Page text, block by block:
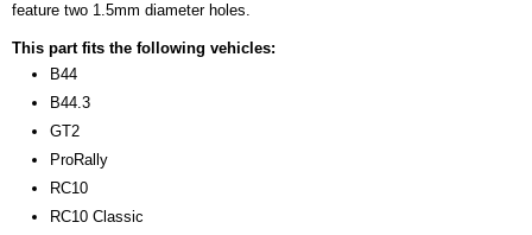
feature two 1.5mm diameter holes.
This part fits the following vehicles:
B44
B44.3
GT2
ProRally
RC10
RC10 Classic